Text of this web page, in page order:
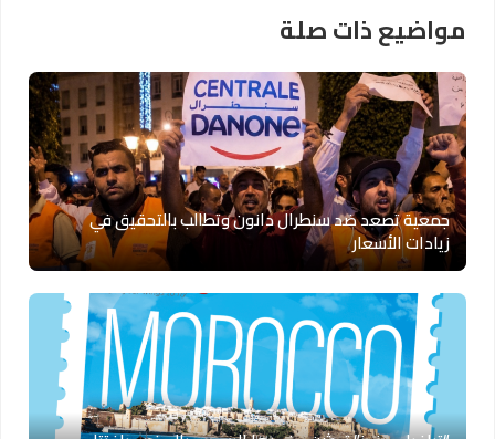
مواضيع ذات صلة
جمعية تصعد ضد سنطرال دانون وتطالب بالتحقيق في
زيادات الأسعار